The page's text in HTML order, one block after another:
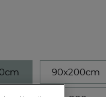
90x200cm